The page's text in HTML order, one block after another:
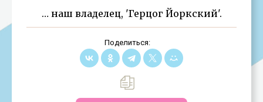
… наш владелец, 'Герцог Йоркский'.
Поделиться: